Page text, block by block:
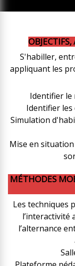
S'habiller,
appliquant les
Identifier le
Identifier
Simulation
Mise en
MÉTHODES
Les techniques
l’interactivité
l’alternance